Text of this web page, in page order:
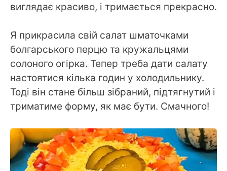
виглядає красиво, і тримається прекрасно.
Я прикрасила свій салат шматочками
болгарського перцю та кружальцями
солоного огірка. Тепер треба дати салату
настоятися кілька годин у холодильнику.
Тоді він стане більш зібраний, підтягнутий і
триматиме форму, як має бути. Смачного!